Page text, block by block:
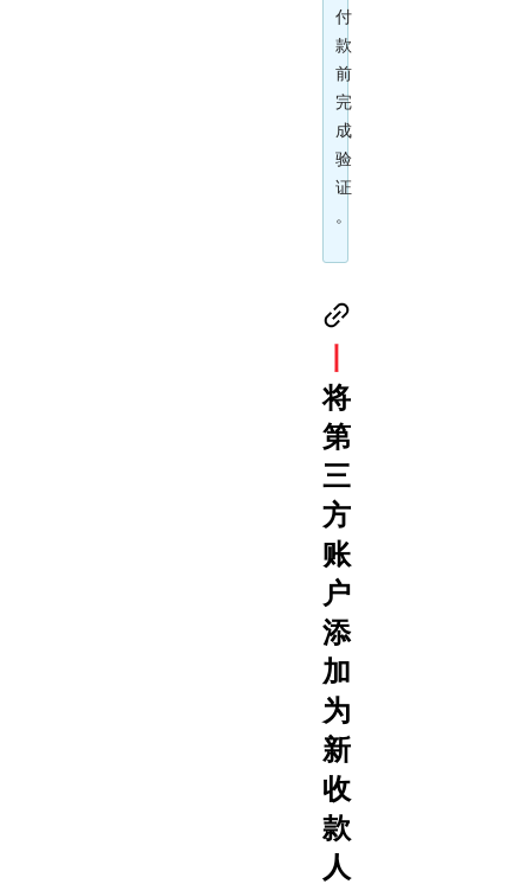
付
款
前
完
成
验
证
。
将
第
三
方
账
户
添
加
为
新
收
款
人